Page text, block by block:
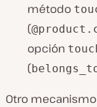
método
(
opción
(
Otro